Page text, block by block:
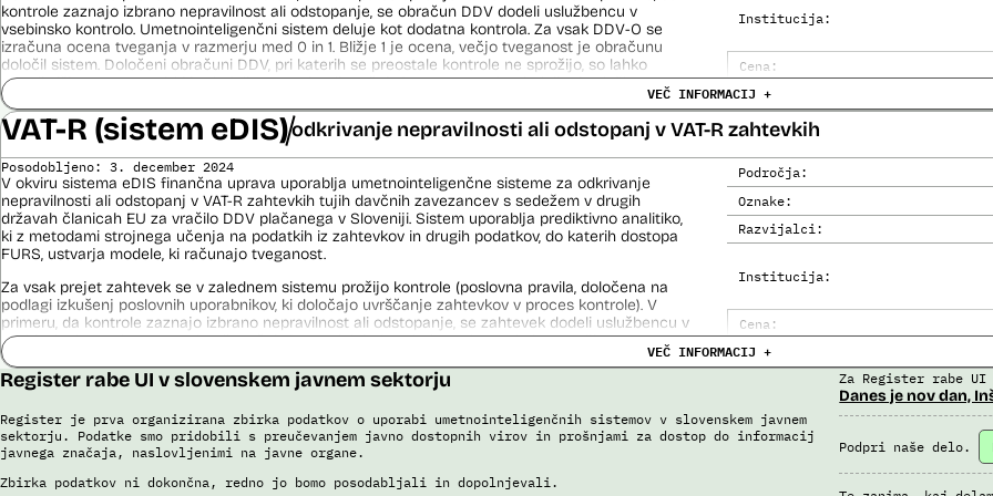
Institucija:
Cena:
Trajanje licence:
Analiza učinka na človekove
kontrole zaznajo izbrano nepravilnost ali odstopanje, se obračun DDV dodeli uslužbencu v
vsebinsko kontrolo. Umetnointeligenčni sistem deluje kot dodatna kontrola. Za vsak DDV-O se
izračuna ocena tveganja v razmerju med 0 in 1. Bližje 1 je ocena, večjo tveganost je obračunu
določil sistem. Določeni obračuni DDV, pri katerih se preostale kontrole ne sprožijo, so lahko
zaradi višine tveganosti, ki jo dodeli umetnointeligenčni sistem, prav tako dodeljeni uslužbencem
v pregled.
Izdelava modelov poteka z orodjem SAP Data Intelligence. To orodje v fazi izdelave ustvari veliko
število modelov (več kot 1000), nato se v več fazah izloča manj ustrezne modele in na koncu
izbere enega, ki se ga potem uporabi v produkciji.
Viri:
Odgovor na zahtevo za dostop do informacij javnega značaja
Postopek izdelave prediktivnega modela
Povezava na spletno mesto SAP
Dosje javnega naročila (2021)
Dosje javnega naročila (2023)
VEČ INFORMACIJ +
VAT-R (sistem eDIS)odkrivanje nepravilnosti ali odstopanj v VAT-R zahtevkih
Področja:
Oznake:
Razvijalci:
Institucija:
Cena:
Trajanje licence:
Analiza učinka na človekove
Analiza učinka na osebne
Posodobljeno: 3. december 2024
V okviru sistema eDIS finančna uprava uporablja umetnointeligenčne sisteme za odkrivanje
nepravilnosti ali odstopanj v VAT-R zahtevkih tujih davčnih zavezancev s sedežem v drugih
državah članicah EU za vračilo DDV plačanega v Sloveniji. Sistem uporablja prediktivno analitiko,
ki z metodami strojnega učenja na podatkih iz zahtevkov in drugih podatkov, do katerih dostopa
FURS, ustvarja modele, ki računajo tveganost.
Za vsak prejet zahtevek se v zalednem sistemu prožijo kontrole (poslovna pravila, določena na
podlagi izkušenj poslovnih uporabnikov, ki določajo uvrščanje zahtevkov v proces kontrole). V
primeru, da kontrole zaznajo izbrano nepravilnost ali odstopanje, se zahtevek dodeli uslužbencu v
vsebinsko kontrolo. Umetnointeligenčni sistem deluje kot dodatna kontrola in temelji na
prediktivnem modelu. Vsak VAT-R zahtevek vsebuje enega ali več računov. Za vsak račun se
izračuna ocena tveganja, ki je 0 ali 1. Če je 1, ga sistem določi kot tveganega, če je 0, ga sistem
zazna kot netveganega. Na tej podlagi se šteje, da je tvegan VAT-R zahtevek, ki vsebuje vsaj en
tvegan račun. O zahtevkih VAT-R, ki so ocenjeni kot tvegani ali na katerih se prožijo druga
poslovna pravila, vedno vsebinsko odločajo uslužbenci FURS.
V okviru razvoja je bila izvedena analiza in izbor modelov za področje VAT-R z orodjem SAP Data
Intelligence. Narejena je bila analiza podatkov, izbrani so bili relevantni atributi za modeliranje,
VEČ INFORMACIJ +
Register rabe UI v slovenskem javnem sektorju
Register je prva organizirana zbirka podatkov o uporabi umetnointeligenčnih sistemov v slovenskem javnem
sektorju. Podatke smo pridobili s preučevanjem javno dostopnih virov in prošnjami za dostop do informacij
javnega značaja, naslovljenimi na javne organe.
Zbirka podatkov ni dokončna, redno jo bomo posodabljali in dopolnjevali.
Za Register rabe UI
Danes je nov dan,
Podpri naše delo.